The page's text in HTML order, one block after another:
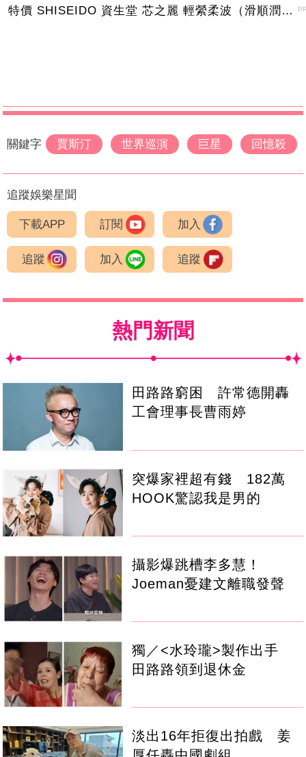
特價 SHISEIDO 資生堂 芯之麗 輕縈柔波（滑順潤澤）護髮乳 1000g
關鍵字 賈斯汀 世界巡演 巨星 回憶殺
追蹤娛樂星聞
下載APP 訂閱 加入
追蹤 加入 追蹤
熱門新聞
田路路窮困 許常德開轟
工會理事長曹雨婷
突爆家裡超有錢 182萬
HOOK驚認我是男的
攝影爆跳槽李多慧！
Joeman憂建文離職發聲
獨／<水玲瓏>製作出手
田路路領到退休金
淡出16年拒復出拍戲 姜